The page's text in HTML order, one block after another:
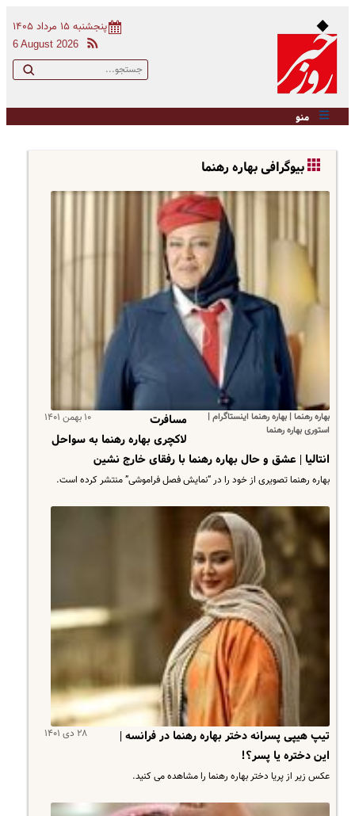
پنجشنبه ۱۵ مرداد ۱۴۰۵
6 August 2026
منو
بیوگرافی بهاره رهنما
بهاره رهنما | بهاره رهنما اینستاگرام |
استوری بهاره رهنما
۱۰ بهمن ۱۴۰۱
مسافرت
لاکچری بهاره رهنما به سواحل
انتالیا | عشق و حال بهاره رهنما با رفقای خارج نشین
بهاره رهنما تصویری از خود را در “نمایش فصل فراموشی” منتشر کرده است.
۲۸ دی ۱۴۰۱
تیپ هیپی پسرانه دختر بهاره رهنما در فرانسه |
این دختره یا پسر؟!
عکس زیر از پریا دختر بهاره رهنما را مشاهده می کنید.